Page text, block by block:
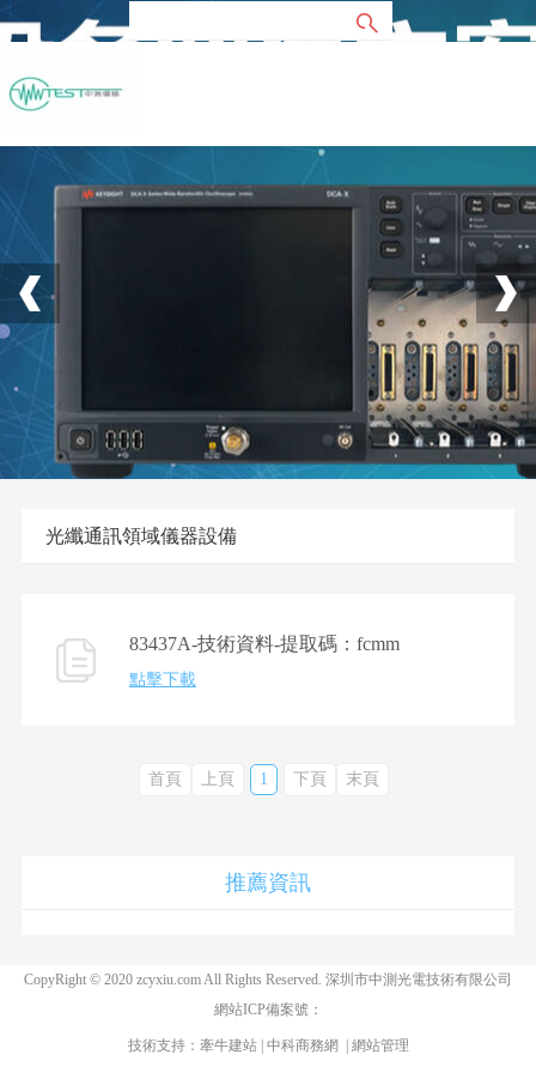
光纖通訊領域儀器設備
83437A-技術資料-提取碼：fcmm
點擊下載
首頁 上頁 1 下頁 末頁
推薦資訊
CopyRight © 2020 zcyxiu.com All Rights Reserved. 深圳市中測光電技術有限公司
網站ICP備案號：
技術支持： 牽牛建站| 中科商務網 | 網站管理